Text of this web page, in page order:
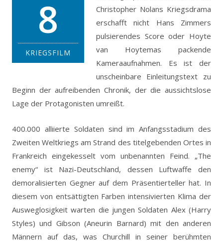
8
KRIEGSFILM
Christopher Nolans Kriegsdrama
erschafft nicht Hans Zimmers
pulsierendes Score oder Hoyte
van Hoytemas packende
Kameraaufnahmen. Es ist der
unscheinbare Einleitungstext zu
Beginn der aufreibenden Chronik, der die aussichtslose
Lage der Protagonisten umreißt.
400.000 alliierte Soldaten sind im Anfangsstadium des
Zweiten Weltkriegs am Strand des titelgebenden Ortes in
Frankreich eingekesselt vom unbenannten Feind. „The
enemy“ ist Nazi-Deutschland, dessen Luftwaffe den
demoralisierten Gegner auf dem Präsentierteller hat. In
diesem von entsättigten Farben intensivierten Klima der
Ausweglosigkeit warten die jungen Soldaten Alex (Harry
Styles) und Gibson (Aneurin Barnard) mit den anderen
Männern auf das, was Churchill in seiner berühmten